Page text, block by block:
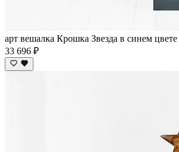
арт вешалка Крошка Звезда в синем цвете
33 696 ₽